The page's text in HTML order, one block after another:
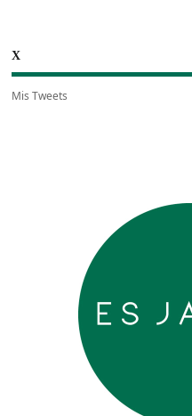
X
Mis Tweets